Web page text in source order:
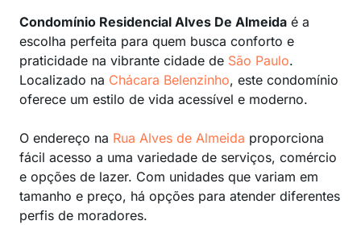
Condomínio Residencial Alves De Almeida é a
escolha perfeita para quem busca conforto e
praticidade na vibrante cidade de São Paulo.
Localizado na Chácara Belenzinho, este condomínio
oferece um estilo de vida acessível e moderno.
O endereço na Rua Alves de Almeida proporciona
fácil acesso a uma variedade de serviços, comércio
e opções de lazer. Com unidades que variam em
tamanho e preço, há opções para atender diferentes
perfis de moradores.